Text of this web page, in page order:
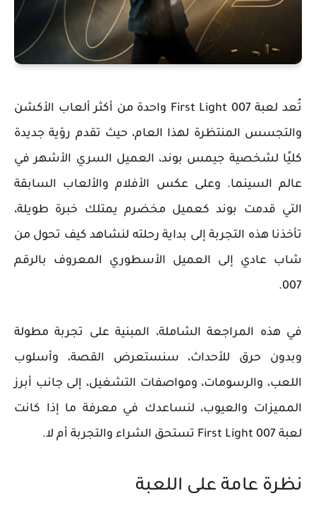
تُعد لعبة 007 First Light واحدة من أكثر ألعاب الأكشن
والتجسس المنتظرة لهذا العام، حيث تقدم رؤية جديدة
كليًا لشخصية جيمس بوند، العميل السري الأشهر في
عالم السينما. وعلى عكس الأفلام والألعاب السابقة
التي قدمت بوند كعميل مخضرم يمتلك خبرة طويلة،
تأخذنا هذه التجربة إلى بداية رحلته لنشاهد كيف تحول من
شاب عادي إلى العميل الأسطوري المعروف بالرقم
007.
في هذه المراجعة الشاملة، المبنية على تجربة مطولة
وبدون حرق للأحداث، سنستعرض القصة، وأسلوب
اللعب، والرسومات، ومواصفات التشغيل، إلى جانب أبرز
المميزات والعيوب، لنساعدك في معرفة ما إذا كانت
لعبة 007 First Light تستحق الشراء والتجربة أم لا.
نظرة عامة على اللعبة